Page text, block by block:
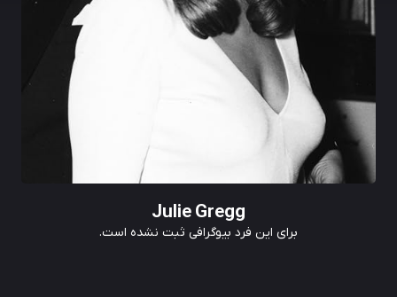
Julie Gregg
برای این فرد بیوگرافی ثبت نشده است.